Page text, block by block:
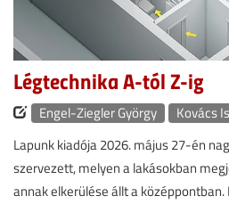
Légtechnika A-tól Z-ig
Engel-Ziegler György Kovács
Lapunk kiadója 2026. május 27-én
szervezett, melyen a lakásokban
annak elkerülése állt a